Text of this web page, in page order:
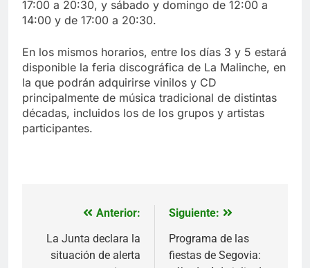
17:00 a 20:30, y sábado y domingo de 12:00 a
14:00 y de 17:00 a 20:30.
En los mismos horarios, entre los días 3 y 5 estará
disponible la feria discográfica de La Malinche, en
la que podrán adquirirse vinilos y CD
principalmente de música tradicional de distintas
décadas, incluidos los de los grupos y artistas
participantes.
Navegación
de
Anterior:
La Junta declara la
situación de alerta
Siguiente:
Programa de las
fiestas de Segovia: